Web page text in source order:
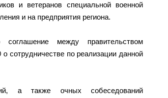
и ветеранов специальной военной
и на предприятия региона.
между правительством
по реализации данной
а также очных собеседований